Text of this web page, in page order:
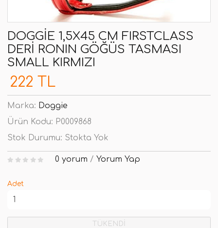
DOGGIE 1,5X45 CM FIRSTCLASS
DERI RONIN GÖĞÜS TASMASI
SMALL KIRMIZI
222 TL
Marka: Doggie
Ürün Kodu: P0009868
Stok Durumu: Stokta Yok
0 yorum / Yorum Yap
Adet
TÜKENDİ